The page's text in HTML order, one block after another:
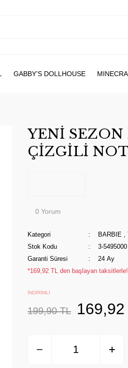
GABBY’S DOLLHOUSE
YENİ
ÇİZGİLİ
0 Yorum
Kategori BARBIE ,
Stok Kodu
3-5495000
Garanti Süresi
24 Ay
*169,92 TL den başlayan taksitlerle!
İNDİRİMLİ
199,90 TL 169,92